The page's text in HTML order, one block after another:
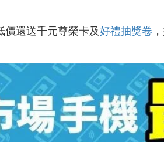
價還送千元尊榮卡及好禮抽獎卷